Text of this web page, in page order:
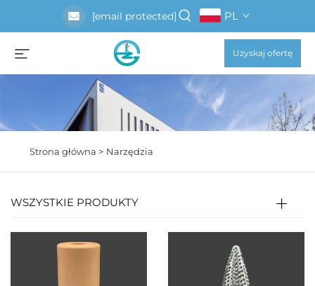
[email protected] PL
Uzyskaj ofertę
Strona główna > Narzędzia
WSZYSTKIE PRODUKTY